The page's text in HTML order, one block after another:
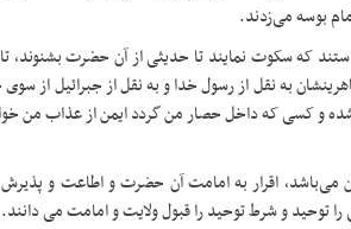
بوسه می‌زدند.
که سکوت نمایند تا حدیثی از آن حضرت بشنوند،
به نقل از رسول خدا و به نقل از جبرائیل از
شده و کسی که داخل حصار من گردد ایمن از عذاب من
می‌باشد، اقرار به امامت آن حضرت و اطاعت و پذیرش
توحید و شرط توحید را قبول ولایت و امامت می‌ دانند.